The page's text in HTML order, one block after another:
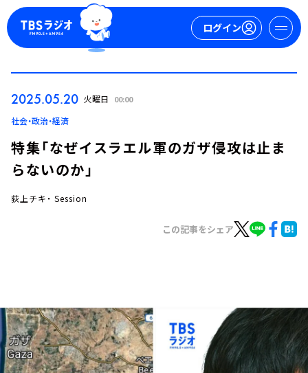
ログイン
お知らせ
イベント・グッズ
YouTube
会社情報
2025.05.20 火曜日 00:00
社会・政治・経済
特集「なぜイスラエル軍のガザ侵攻は止ま
らないのか」
荻上チキ・ Session
この記事をシェア